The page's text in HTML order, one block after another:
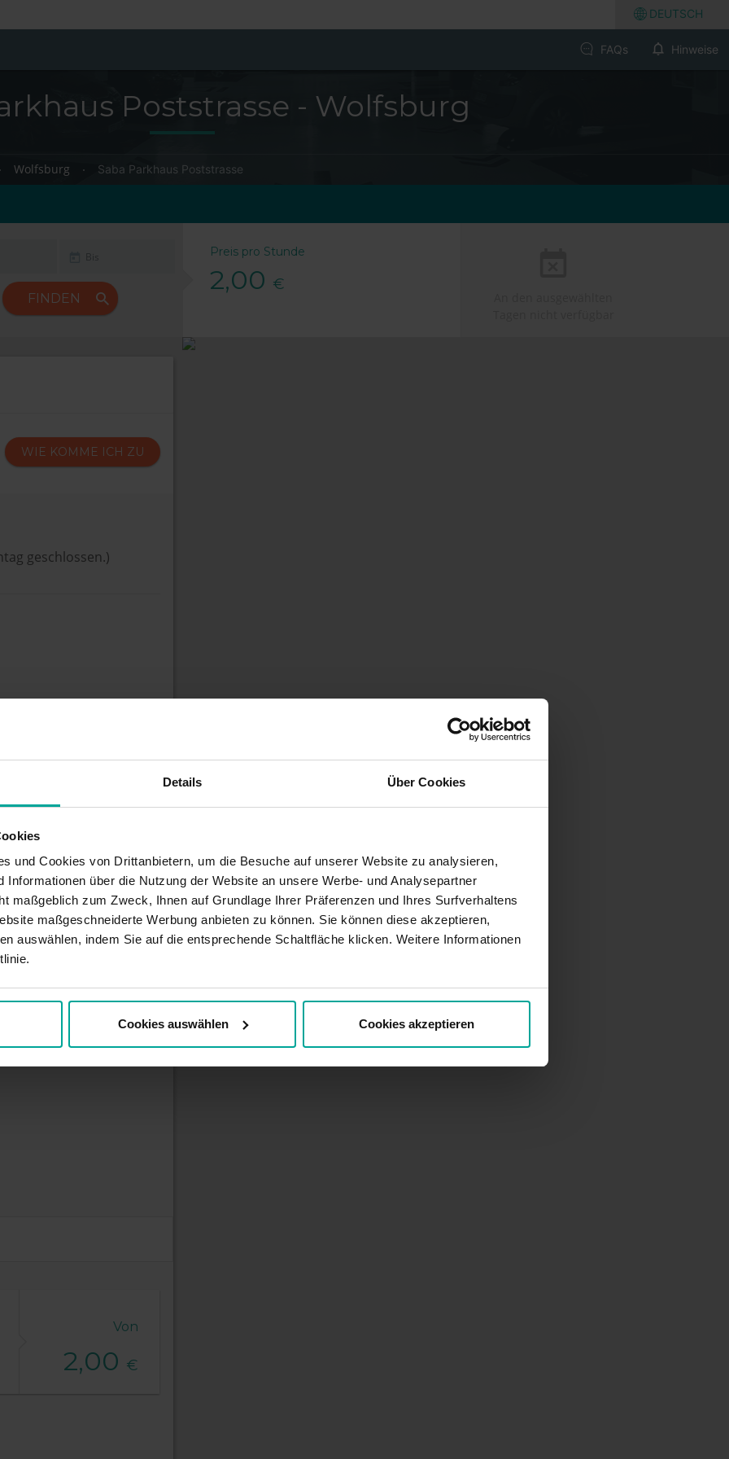
Details Über Cookies
und Cookies von Drittanbietern, um die Besuche auf unserer Website zu analysieren,
Informationen über die Nutzung der Website an unsere Werbe- und Analysepartner
maßgeblich zum Zweck, Ihnen auf Grundlage Ihrer Präferenzen und Ihres Surfverhaltens
maßgeschneiderte Werbung anbieten zu können. Sie können diese akzeptieren,
auswählen, indem Sie auf die entsprechende Schaltfläche klicken. Weitere Informationen
Cookies auswählen Cookies akzeptieren
DEUTSCH
FAQs Hinweise
Poststrasse - Wolfsburg
Wolfsburg Saba Parkhaus Poststrasse
FINDEN
Preis pro Stunde
2,00 €
WIE KOMME ICH ZU
geschlossen.)
unser Parkhaus in der
mit allen
so angenehm wie
günstig gelegen, so
Ihr Auto zu kümmern.
um ihren
Von
2,00 €